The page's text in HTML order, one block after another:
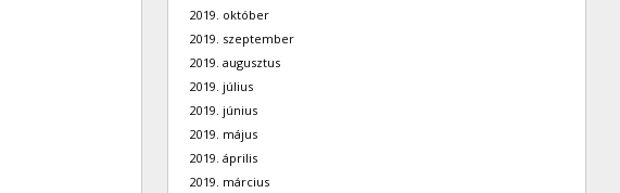
2019. október
2019. szeptember
2019. augusztus
2019. július
2019. június
2019. május
2019. április
2019. március